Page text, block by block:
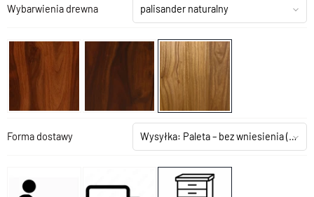
Wybarwienia drewna palisander naturalny
Forma dostawy Wysyłka: Paleta – bez wniesienia(+199,00 zł)